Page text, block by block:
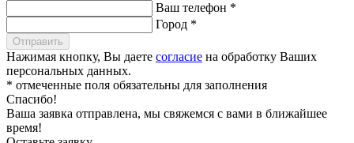
Ваш телефон *
Город *
Отправить
Нажимая кнопку, Вы даете согласие на обработку Ваших
персональных данных.
* отмеченные поля обязательны для заполнения
Спасибо!
Ваша заявка отправлена, мы свяжемся с вами в ближайшее
время!